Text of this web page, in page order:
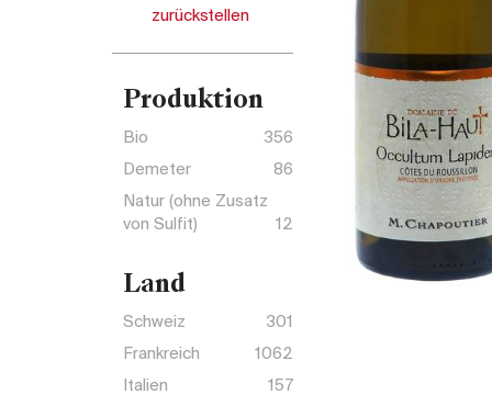
zurückstellen
Produktion
Bio
356
Demeter
86
Natur (ohne Zusatz
von Sulfit)
12
Land
Schweiz
301
Frankreich
1062
Italien
157